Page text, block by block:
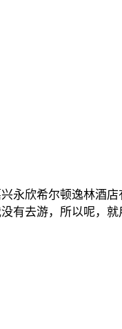
永欣希尔顿逸林酒
有去游，所以呢，